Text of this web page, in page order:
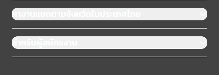
หางานแยกตามจังหวัดในประเทศไทย
สำหรับผู้สมัครงาน